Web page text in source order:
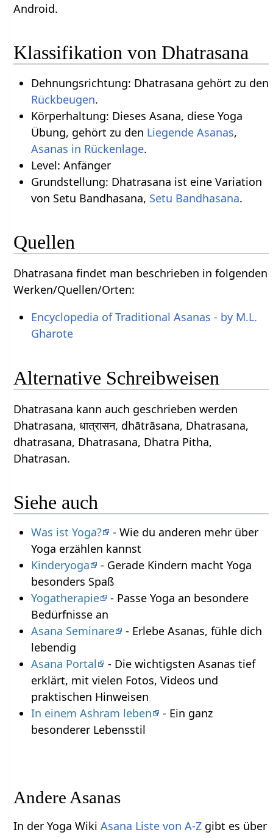
Android.
Klassifikation von Dhatrasana
Dehnungsrichtung: Dhatrasana gehört zu den
Rückbeugen.
Körperhaltung: Dieses Asana, diese Yoga
Übung, gehört zu den Liegende Asanas,
Asanas in Rückenlage.
Level: Anfänger
Grundstellung: Dhatrasana ist eine Variation
von Setu Bandhasana, Setu Bandhasana.
Quellen
Dhatrasana findet man beschrieben in folgenden
Werken/Quellen/Orten:
Encyclopedia of Traditional Asanas - by M.L.
Gharote
Alternative Schreibweisen
Dhatrasana kann auch geschrieben werden
Dhatrasana, धात्रासन, dhātrāsana, Dhatrasana,
dhatrasana, Dhatrasana, Dhatra Pitha,
Dhatrasan.
Siehe auch
Was ist Yoga?
- Wie du anderen mehr über
Yoga erzählen kannst
Kinderyoga
- Gerade Kindern macht Yoga
besonders Spaß
Yogatherapie
- Passe Yoga an besondere
Bedürfnisse an
Asana Seminare
- Erlebe Asanas, fühle dich
lebendig
Asana Portal
- Die wichtigsten Asanas tief
erklärt, mit vielen Fotos, Videos und
praktischen Hinweisen
In einem Ashram leben
- Ein ganz
besonderer Lebensstil
Andere Asanas
In der Yoga WikiAsana Liste von A-Z gibt es über